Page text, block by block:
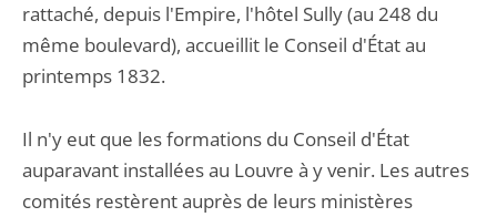
rattaché, depuis l'Empire, l'hôtel Sully (au 248 du
même boulevard), accueillit le Conseil d'État au
printemps 1832.
Il n'y eut que les formations du Conseil d'État
auparavant installées au Louvre à y venir. Les autres
comités restèrent auprès de leurs ministères